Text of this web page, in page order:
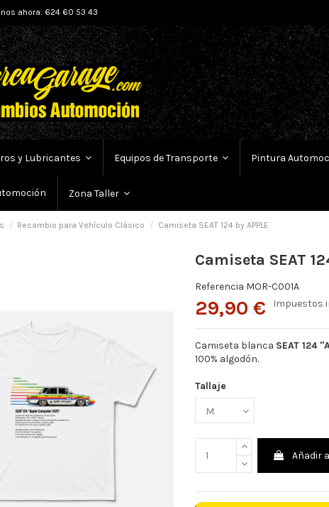
ahora: 624 60 53 43
y Lubricantes Equipos de Transporte Pintura
Zona Taller
Recambio para Vehículo Clásico Camiseta SEAT 124 by APPLE
Camiseta SEAT
Referencia MOR-C001A
29,90 € Impuestos
Camiseta blanca SEAT 124
100% algodón.
Tallaje
Añadir